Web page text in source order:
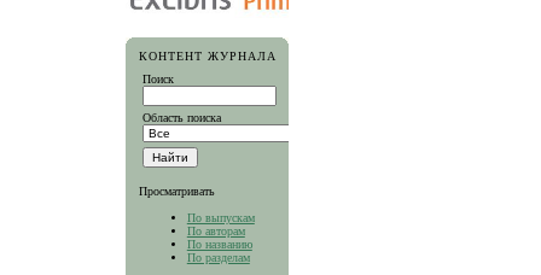
КОНТЕНТ ЖУРНАЛА
Поиск
Область поиска
Просматривать
По выпускам
По авторам
По названию
По разделам